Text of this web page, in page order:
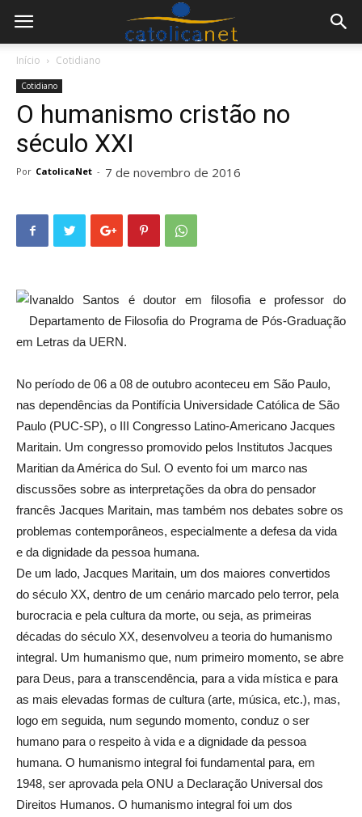
Início Cotidiano
Cotidiano
O humanismo cristão no
século XXI
Por CatolicaNet - 7 de novembro de 2016
Ivanaldo Santos é doutor em filosofia e professor do
Departamento de Filosofia do Programa de Pós-Graduação
em Letras da UERN.
No período de 06 a 08 de outubro aconteceu em São Paulo,
nas dependências da Pontifícia Universidade Católica de São
Paulo (PUC-SP), o III Congresso Latino-Americano Jacques
Maritain. Um congresso promovido pelos Institutos Jacques
Maritian da América do Sul. O evento foi um marco nas
discussões sobre as interpretações da obra do pensador
francês Jacques Maritain, mas também nos debates sobre os
problemas contemporâneos, especialmente a defesa da vida
e da dignidade da pessoa humana.
De um lado, Jacques Maritain, um dos maiores convertidos
do século XX, dentro de um cenário marcado pelo terror, pela
burocracia e pela cultura da morte, ou seja, as primeiras
décadas do século XX, desenvolveu a teoria do humanismo
integral. Um humanismo que, num primeiro momento, se abre
para Deus, para a transcendência, para a vida mística e para
as mais elevadas formas de cultura (arte, música, etc.), mas,
logo em seguida, num segundo momento, conduz o ser
humano para o respeito à vida e a dignidade da pessoa
humana. O humanismo integral foi fundamental para, em
1948, ser aprovada pela ONU a Declaração Universal dos
Direitos Humanos. O humanismo integral foi um dos